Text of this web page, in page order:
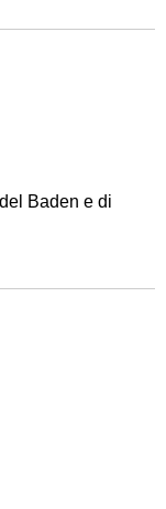
Baden e di